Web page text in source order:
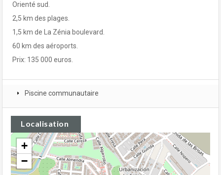
Orienté sud.
2,5 km des plages.
1,5 km de La Zénia boulevard.
60 km des aéroports.
Prix: 135 000 euros.
Piscine communautaire
Localisation
+
−